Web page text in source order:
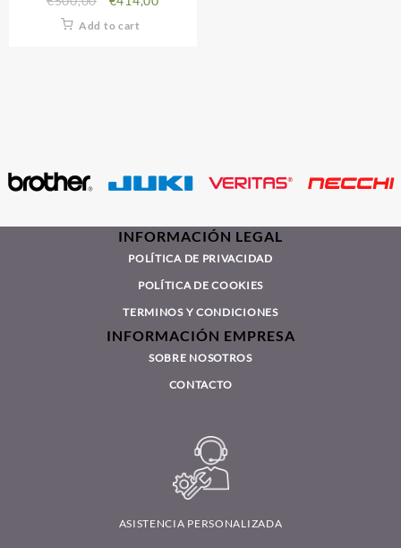
Add to cart
INFORMACIÓN LEGAL
POLÍTICA DE PRIVACIDAD
POLÍTICA DE COOKIES
TERMINOS Y CONDICIONES
INFORMACIÓN EMPRESA
SOBRE NOSOTROS
CONTACTO
ASISTENCIA PERSONALIZADA